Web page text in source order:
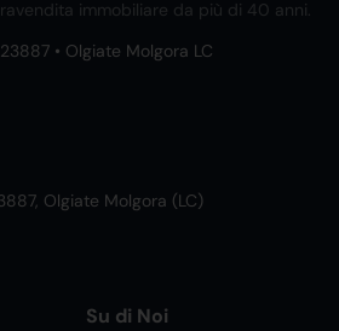
immobiliare da più di 40 anni.
• Olgiate Molgora LC
Olgiate Molgora (LC)
Su di Noi